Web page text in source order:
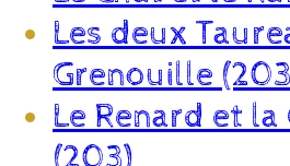
Les deux
Grenouille
Le Renard et la